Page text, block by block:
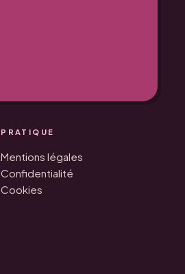
PRATIQUE
Mentions légales
Confidentialité
Cookies